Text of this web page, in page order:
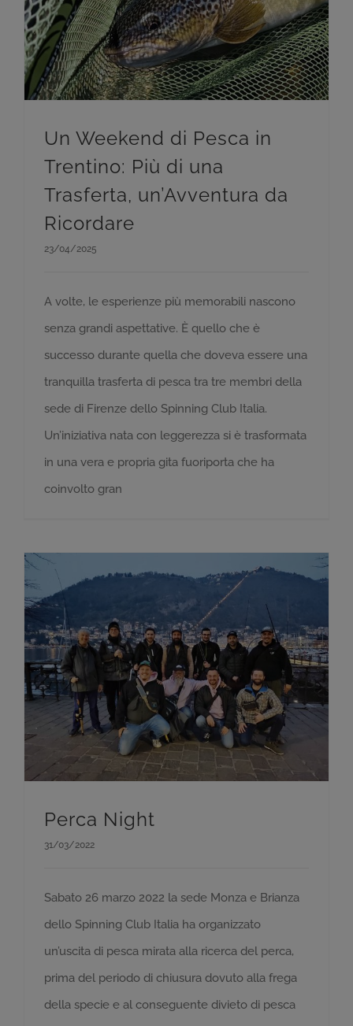
Un Weekend di Pesca in
Trentino: Più di una
Trasferta, un’Avventura da
Ricordare
23/04/2025
A volte, le esperienze più memorabili nascono
senza grandi aspettative. È quello che è
successo durante quella che doveva essere una
tranquilla trasferta di pesca tra tre membri della
sede di Firenze dello Spinning Club Italia.
Un’iniziativa nata con leggerezza si è trasformata
in una vera e propria gita fuoriporta che ha
coinvolto gran
Perca Night
31/03/2022
Sabato 26 marzo 2022 la sede Monza e Brianza
dello Spinning Club Italia ha organizzato
un’uscita di pesca mirata alla ricerca del perca,
prima del periodo di chiusura dovuto alla frega
della specie e al conseguente divieto di pesca